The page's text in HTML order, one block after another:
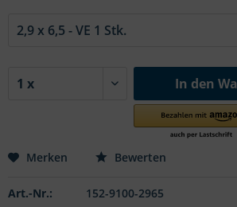
In den
Merken Bewerten
Art.-Nr.: 152-9100-2965